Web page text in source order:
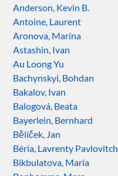
Anderson, Kevin B.
Antoine, Laurent
Aronova, Marina
Astashin, Ivan
Au Loong Yu
Bachynskyi, Bohdan
Bakalov, Ivan
Balogová, Beata
Bayerlein, Bernhard
Bělíček, Jan
Béria, Lavrenty Pavlovitch
Bikbulatova, Maria